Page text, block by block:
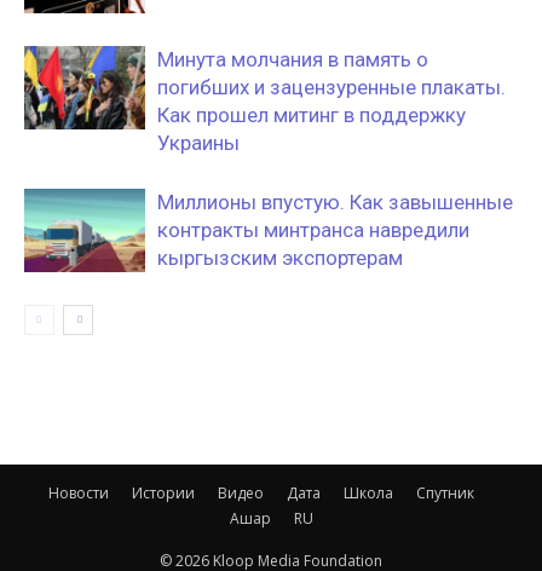
Минута молчания в память о
погибших и зацензуренные плакаты.
Как прошел митинг в поддержку
Украины
Миллионы впустую. Как завышенные
контракты минтранса навредили
кыргызским экспортерам
Новости Истории Видео Дата Школа
Спутник
Ашар
RU
© 2026 Kloop Media Foundation